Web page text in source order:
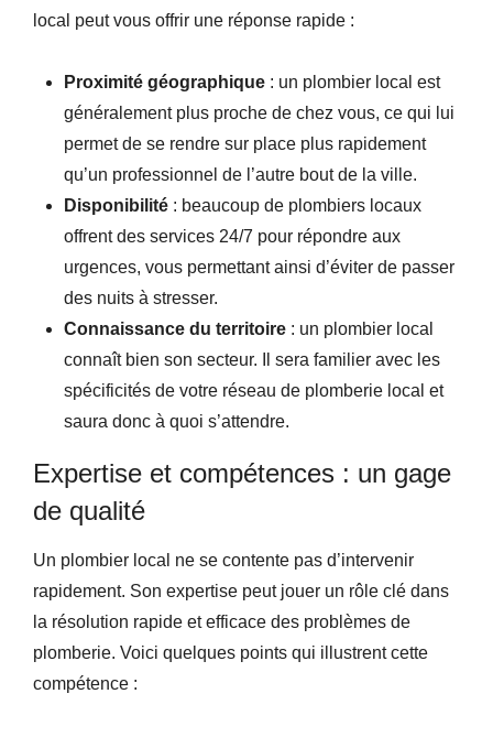
local peut vous offrir une réponse rapide :
Proximité géographique : un plombier local est
généralement plus proche de chez vous, ce qui lui
permet de se rendre sur place plus rapidement
qu’un professionnel de l’autre bout de la ville.
Disponibilité : beaucoup de plombiers locaux
offrent des services 24/7 pour répondre aux
urgences, vous permettant ainsi d’éviter de passer
des nuits à stresser.
Connaissance du territoire : un plombier local
connaît bien son secteur. Il sera familier avec les
spécificités de votre réseau de plomberie local et
saura donc à quoi s’attendre.
Expertise et compétences : un gage
de qualité
Un plombier local ne se contente pas d’intervenir
rapidement. Son expertise peut jouer un rôle clé dans
la résolution rapide et efficace des problèmes de
plomberie. Voici quelques points qui illustrent cette
compétence :